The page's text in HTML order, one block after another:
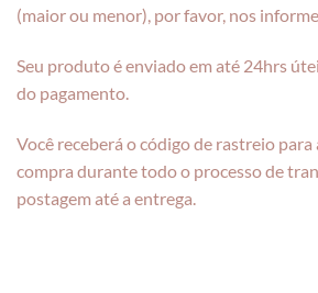
(maior ou menor), por favor, nos
Seu produto é enviado em até 24hrs
do pagamento.
Você receberá o código de rastreio para
compra durante todo o processo de
postagem até a entrega.